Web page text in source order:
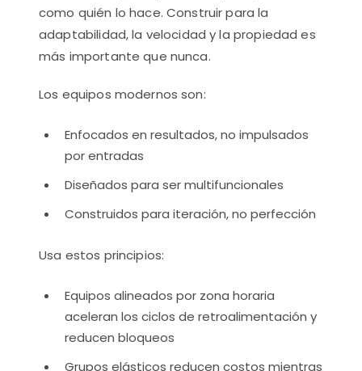
como quién lo hace. Construir para la
adaptabilidad, la velocidad y la propiedad es
más importante que nunca.
Los equipos modernos son:
Enfocados en resultados, no impulsados
por entradas
Diseñados para ser multifuncionales
Construidos para iteración, no perfección
Usa estos principios:
Equipos alineados por zona horaria
aceleran los ciclos de retroalimentación y
reducen bloqueos
Grupos elásticos reducen costos mientras